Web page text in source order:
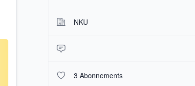
NKU
3 Abonnements